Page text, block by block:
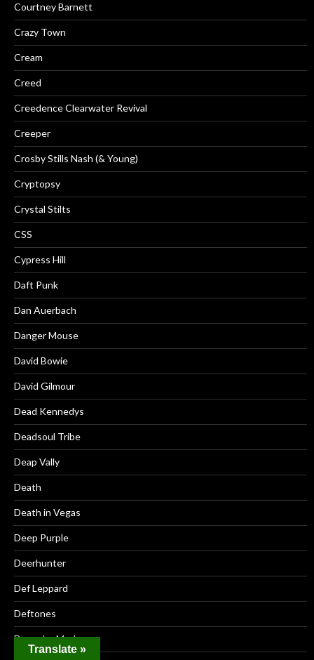
Courtney Barnett
Crazy Town
Cream
Creed
Creedence Clearwater Revival
Creeper
Crosby Stills Nash (& Young)
Cryptopsy
Crystal Stilts
CSS
Cypress Hill
Daft Punk
Dan Auerbach
Danger Mouse
David Bowie
David Gilmour
Dead Kennedys
Deadsoul Tribe
Deap Vally
Death
Death in Vegas
Deep Purple
Deerhunter
Def Leppard
Deftones
Depeche Mode
Translate »